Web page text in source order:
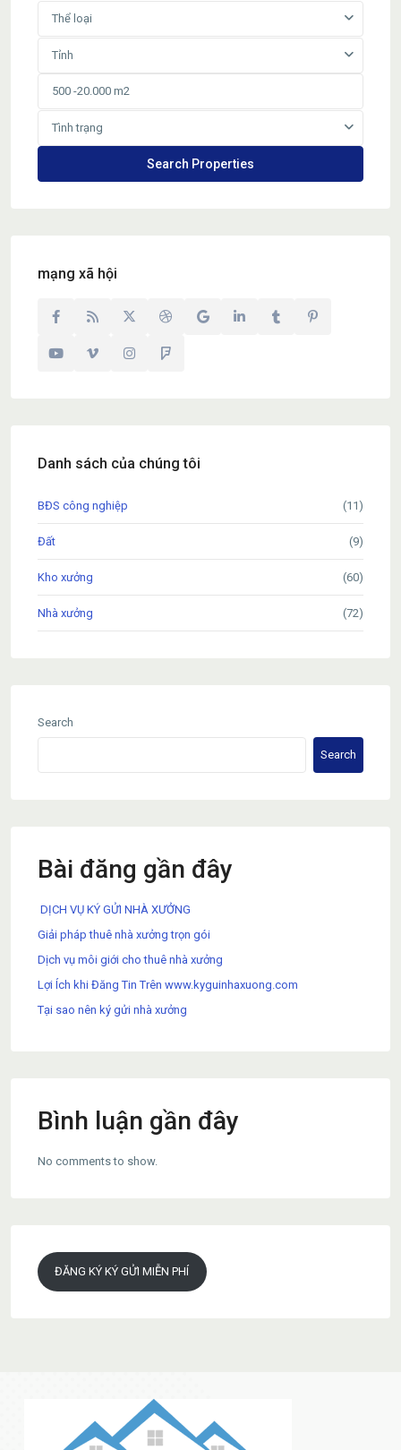
Thể loại
Tỉnh
Tình trạng
mạng xã hội
Danh sách của chúng tôi
BĐS công nghiệp (11)
Đất (9)
Kho xưởng (60)
Nhà xưởng (72)
Search
Search
Bài đăng gần đây
DỊCH VỤ KÝ GỬI NHÀ XƯỞNG
Giải pháp thuê nhà xưởng trọn gói
Dịch vụ môi giới cho thuê nhà xưởng
Lợi Ích khi Đăng Tin Trên www.kyguinhaxuong.com
Tại sao nên ký gửi nhà xưởng
Bình luận gần đây
No comments to show.
ĐĂNG KÝ KÝ GỬI MIỄN PHÍ